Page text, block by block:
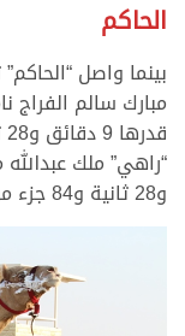
الحاكم
بينما واصل
مبارك سالم الفراج
و28 ثانية و84 جزء من الثانية.